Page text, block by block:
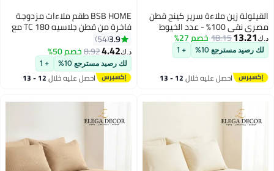
القيلولة زين ملاءة سرير كينج قطن
مصري نقي 100% - عدد الخيوط
800، أبيض
د.ك‏13.21
18.15خصم 27%
لك رصيد مسترجع 10% + 1
احصل عليه خلال 12 - 13
11
BSB HOME طقم ملاءات مزدوجة
فاخرة من قطن جلاسيه 180 TC مع
سم - أزرق/أصفر
3.9
54
د.ك‏4.42
8.92خصم 50%
لك رصيد مسترجع 10% + 1
احصل عليه خلال 12 - 13